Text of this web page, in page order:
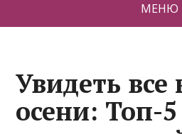
МЕНЮ
Увидеть все
осени: Топ-5